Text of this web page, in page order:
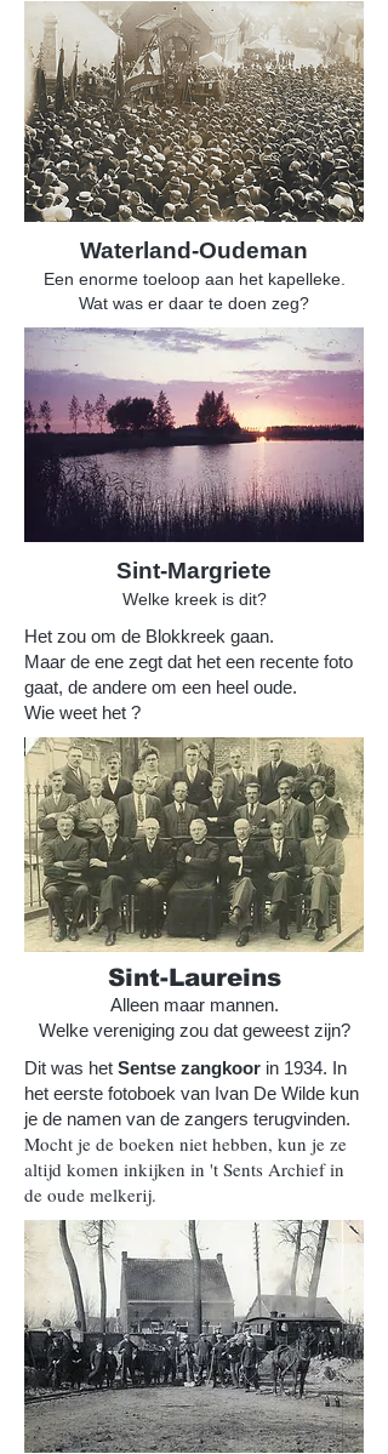
Waterland-Oudeman
Een enorme toeloop aan het kapelleke.
Wat was er daar te doen zeg?
Sint-Margriete
Welke kreek is dit?
Het zou om de Blokkreek gaan.
Maar de ene zegt dat het een recente foto
gaat, de andere om een heel oude.
Wie weet het ?
Sint-Laureins
Alleen maar mannen.
Welke vereniging zou dat geweest zijn?
Dit was het Sentse zangkoor in 1934. In
het eerste fotoboek van Ivan De Wilde kun
je de namen van de zangers terugvinden.
Mocht je de boeken niet hebben, kun je ze
altijd komen inkijken in 't Sents Archief in
de oude melkerij.